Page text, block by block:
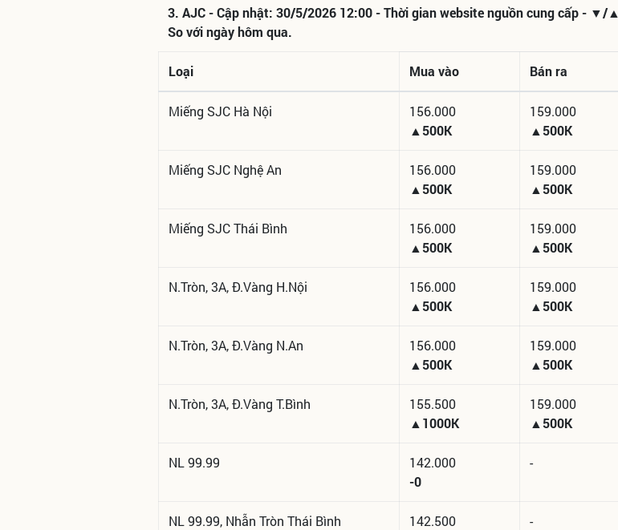
3. AJC - Cập nhật: 30/5/2026 12:00 - Thời gian website nguồn cung cấp - ▼/▲
So với ngày hôm qua.
Loại Mua vào Bán ra
Miếng SJC Hà Nội
156.000
▲500K
159.000
▲500K
Miếng SJC Nghệ An
156.000
▲500K
159.000
▲500K
Miếng SJC Thái Bình
156.000
▲500K
159.000
▲500K
N.Tròn, 3A, Đ.Vàng H.Nội
156.000
▲500K
159.000
▲500K
N.Tròn, 3A, Đ.Vàng N.An
156.000
▲500K
159.000
▲500K
N.Tròn, 3A, Đ.Vàng T.Bình
155.500
▲1000K
159.000
▲500K
NL 99.99
142.000
-0
-
NL 99.99, Nhẫn Tròn Thái Bình
142.500
-